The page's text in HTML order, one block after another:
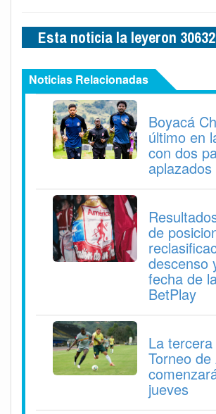
Esta noticia la leyeron
Noticias Relacionadas
Boyacá
último en
con dos
aplazados
de
descenso
fecha de
BetPlay
La
Torneo
jueves